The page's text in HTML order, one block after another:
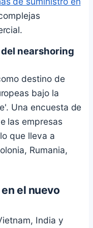
nearshoring
destino de
bajo la
Una encuesta de
las empresas
que lleva a
Rumania,
el nuevo
India y